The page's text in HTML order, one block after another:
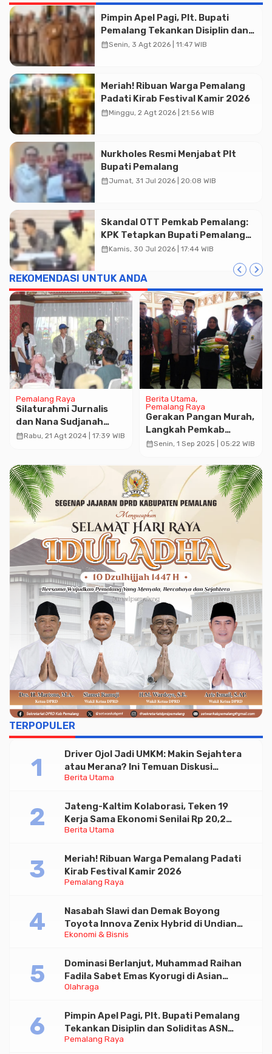
Pimpin Apel Pagi, Plt. Bupati
Pemalang Tekankan Disiplin dan
Soliditas ASN untuk Pelayanan
calendar_monthSenin, 3 Agt 2026 | 11:47 WIB
Meriah! Ribuan Warga Pemalang
Padati Kirab Festival Kamir 2026
calendar_monthMinggu, 2 Agt 2026 | 21:56 WIB
Nurkholes Resmi Menjabat Plt
Bupati Pemalang
calendar_monthJumat, 31 Jul 2026 | 20:08 WIB
Skandal OTT Pemkab Pemalang:
KPK Tetapkan Bupati Pemalang
dan Oknum Staf Internal Sebagai
Miliar
calendar_monthKamis, 30 Jul 2026 | 17:44 WIB
REKOMENDASI UNTUK ANDA
Pemalang Raya
Silaturahmi Jurnalis
dan Nana Sudjanah
Sekaligus Rayakan Hari
calendar_monthRabu, 21 Agt 2024 | 17:39 WIB
Berita Utama
Pemalang Raya
Gerakan Pangan Murah,
Langkah Pemkab
Pemalang Kendalikan
calendar_monthSenin, 1 Sep 2025 | 05:22 WIB
TERPOPULER
Berita Utama
Driver Ojol Jadi UMKM: Makin Sejahtera
atau Merana? Ini Temuan Diskusi
Paramadina
Berita Utama
Jateng-Kaltim Kolaborasi, Teken 19
Kerja Sama Ekonomi Senilai Rp 20,2
Triliun
Pemalang Raya
Meriah! Ribuan Warga Pemalang Padati
Kirab Festival Kamir 2026
Ekonomi & Bisnis
Nasabah Slawi dan Demak Boyong
Toyota Innova Zenix Hybrid di Undian
Tabungan Bima Bank Jateng
Olahraga
Dominasi Berlanjut, Muhammad Raihan
Fadila Sabet Emas Kyorugi di Asian
Taekwondo Indonesia Open 2026
Pemalang Raya
Pimpin Apel Pagi, Plt. Bupati Pemalang
Tekankan Disiplin dan Soliditas ASN
untuk Pelayanan Publik